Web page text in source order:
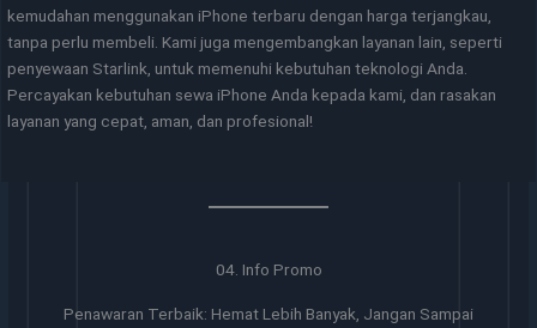
kemudahan menggunakan iPhone terbaru dengan harga terjangkau,
tanpa perlu membeli. Kami juga mengembangkan layanan lain, seperti
penyewaan Starlink, untuk memenuhi kebutuhan teknologi Anda.
Percayakan kebutuhan sewa iPhone Anda kepada kami, dan rasakan
layanan yang cepat, aman, dan profesional!
04. Info Promo
Penawaran Terbaik: Hemat Lebih Banyak, Jangan Sampai